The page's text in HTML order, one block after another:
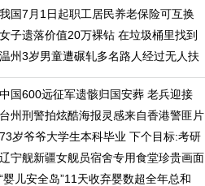
我国7月1日起职工居民养老保险可互换
女子遗落价值20万裸钻 在垃圾桶里找到
温州3岁男童遭碾轧多名路人经过无人扶
中国600远征军遗骸归国安葬 老兵迎接
台州刑警拍炫酷海报灵感来自香港警匪片
73岁爷爷大学生本科毕业 下个目标:考研
辽宁舰新疆女舰员宿舍专用食堂珍贵画面
“婴儿安全岛”11天收弃婴数超全年总和